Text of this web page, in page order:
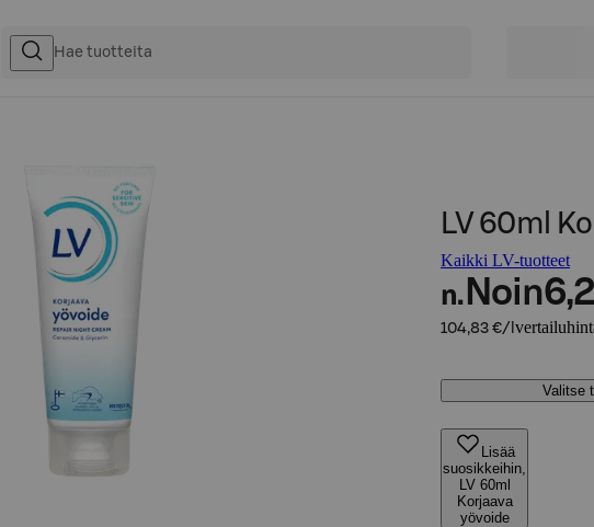
LV 60ml
Kaikki LV-tuotteet
n. Noin
104,83 €/l
Valitse
Lisää
suosikkeihin,
LV 60ml
Korjaava
yövoide